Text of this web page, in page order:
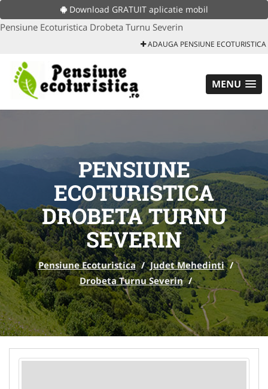
Download GRATUIT aplicatie mobil
Pensiune Ecoturistica Drobeta Turnu Severin
ADAUGA PENSIUNE ECOTURISTICA
MENU
PENSIUNE
ECOTURISTICA
DROBETA TURNU
SEVERIN
Pensiune Ecoturistica / Judet Mehedinti /
Drobeta Turnu Severin /